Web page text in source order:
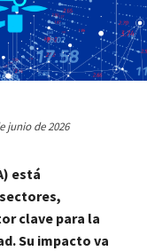
junio de 2026
está
clave para la
Su impacto va